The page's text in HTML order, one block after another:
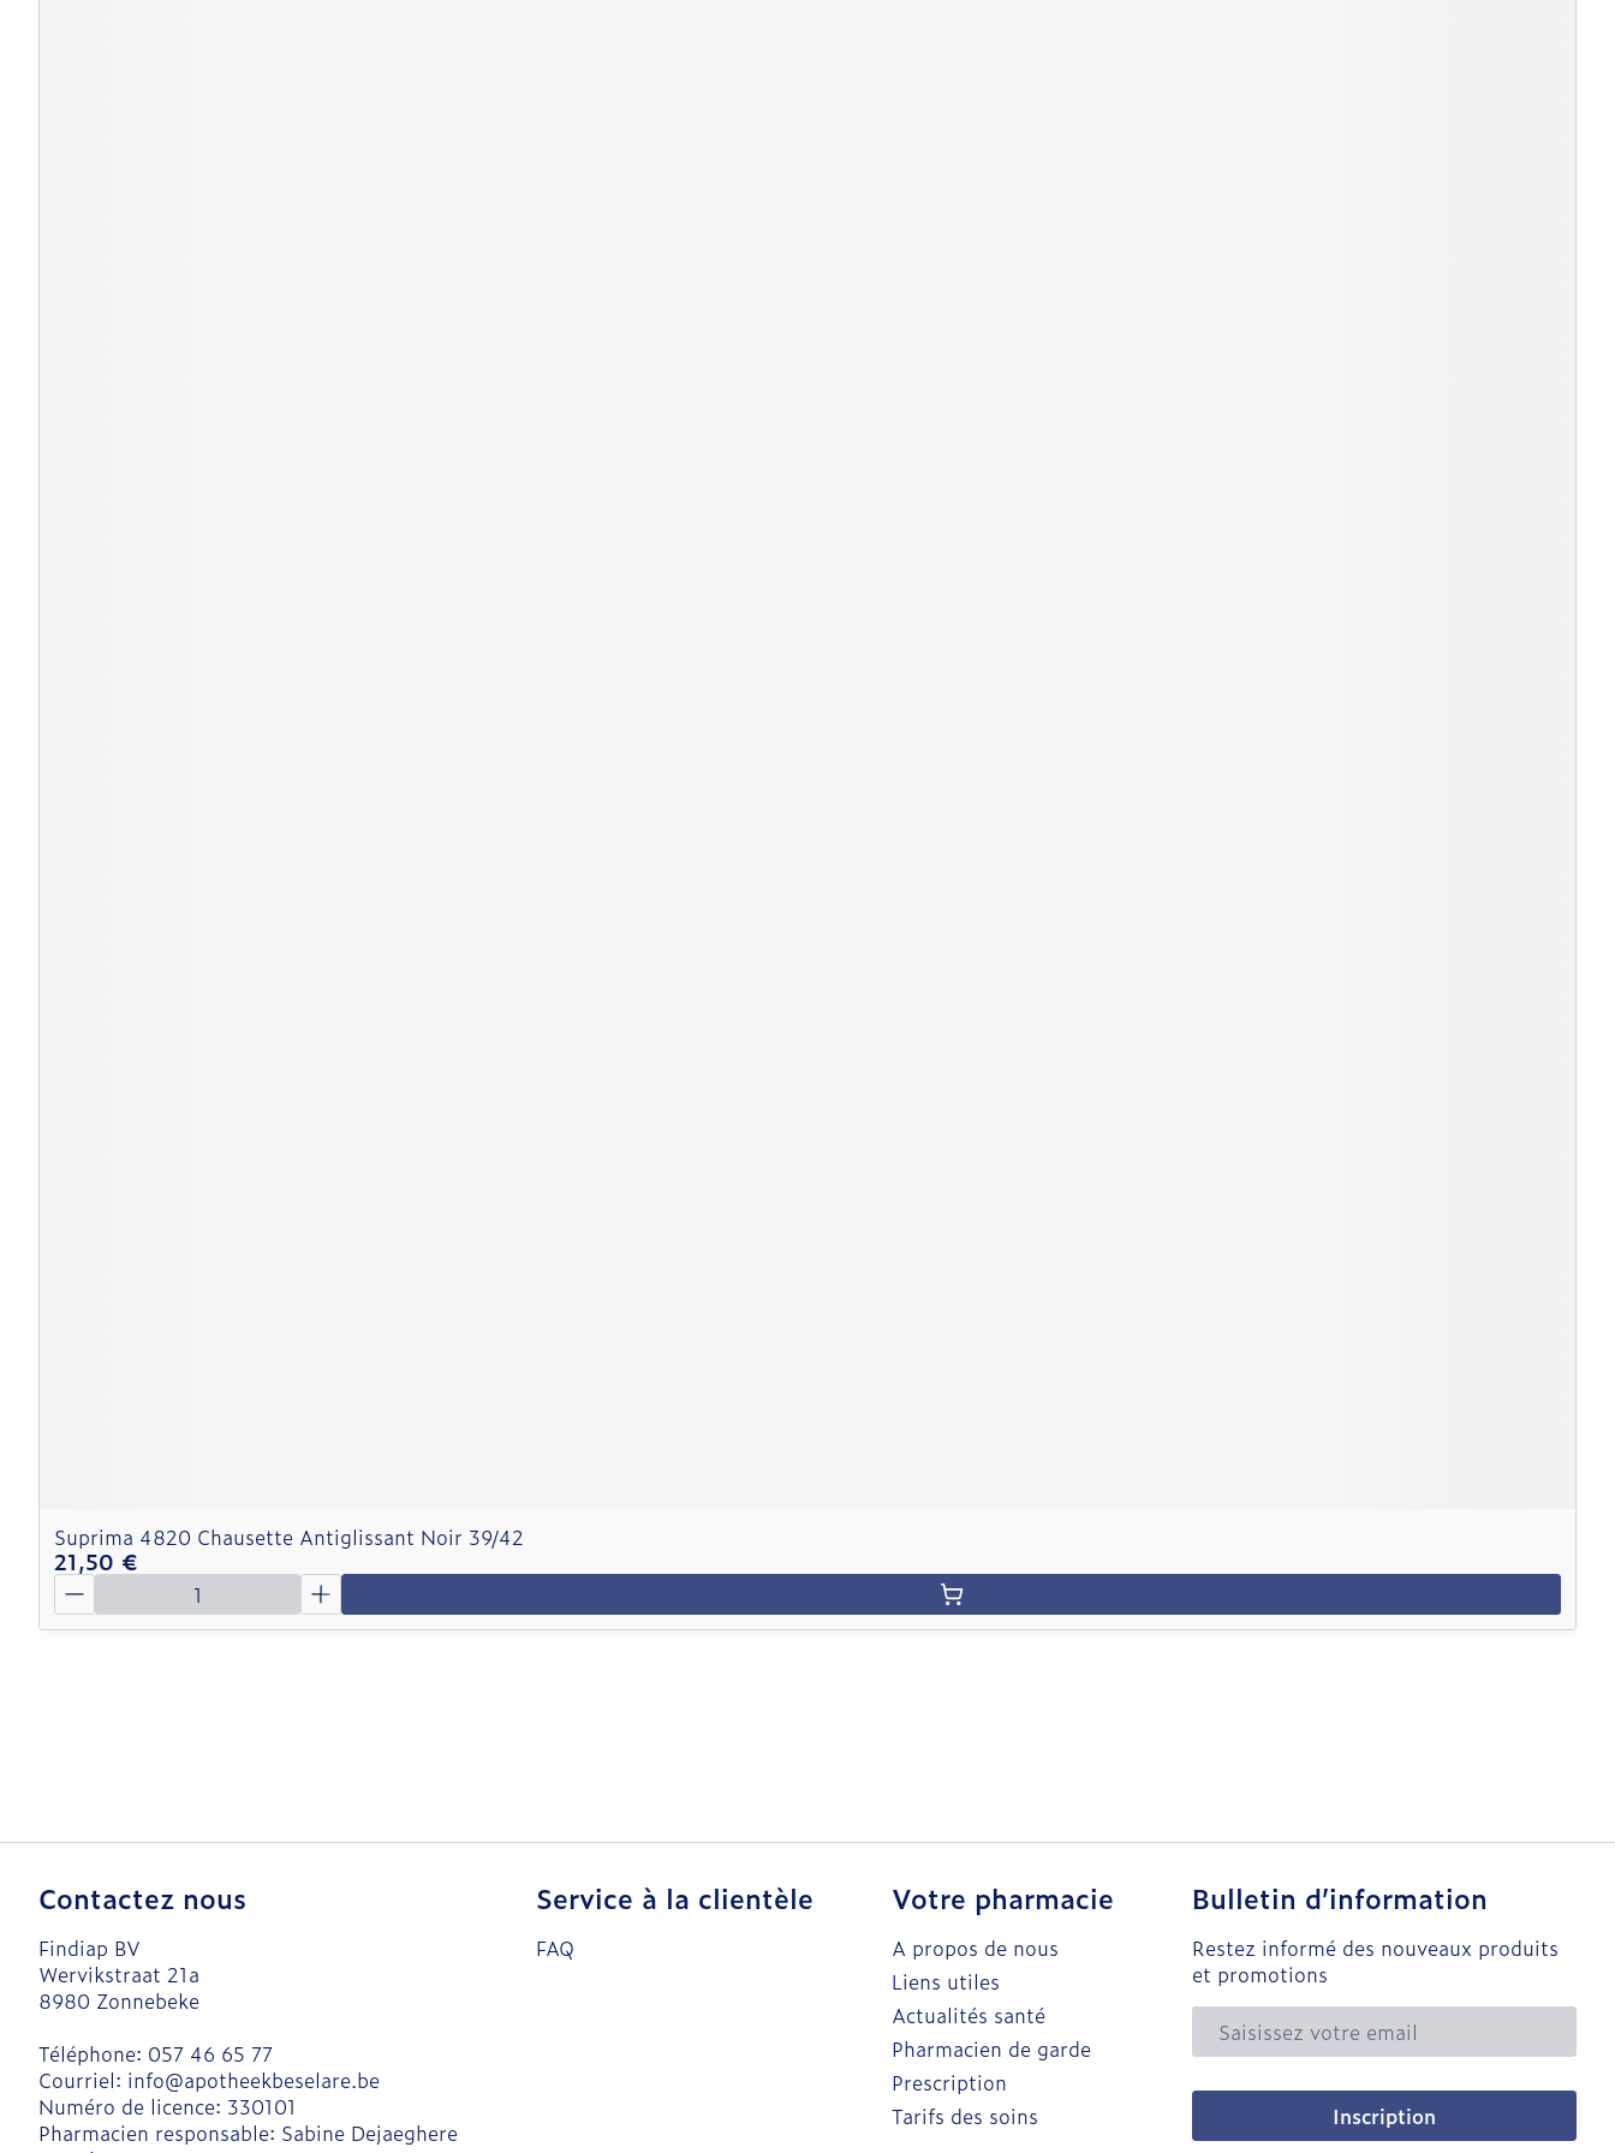
Suprima 4820 Chausette Antiglissant Noir 39/42
21,50 €
Quantité
Contactez nous
Findiap BV
Wervikstraat 21a
8980 Zonnebeke
Téléphone: 057 46 65 77
Courriel: info@apotheekbeselare.be
Numéro de licence: 330101
Pharmacien responsable: Sabine Dejaeghere
Service à la clientèle
FAQ
Votre pharmacie
A propos de nous
Liens utiles
Actualités santé
Pharmacien de garde
Prescription
Tarifs des soins
Bulletin d’information
Restez informé des nouveaux produits
et promotions
Adresse mail
Inscription